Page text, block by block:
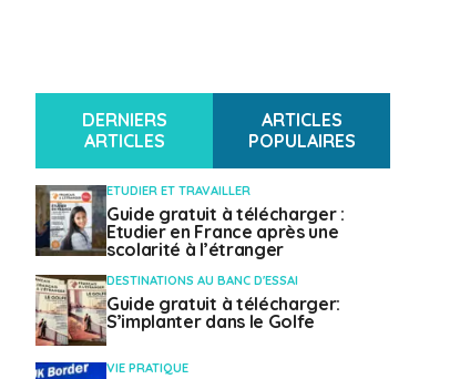
DERNIERS
ARTICLES
ARTICLES
POPULAIRES
ETUDIER ET TRAVAILLER
Guide gratuit à télécharger :
Etudier en France après une
scolarité à l’étranger
DESTINATIONS AU BANC D'ESSAI
Guide gratuit à télécharger:
S’implanter dans le Golfe
VIE PRATIQUE